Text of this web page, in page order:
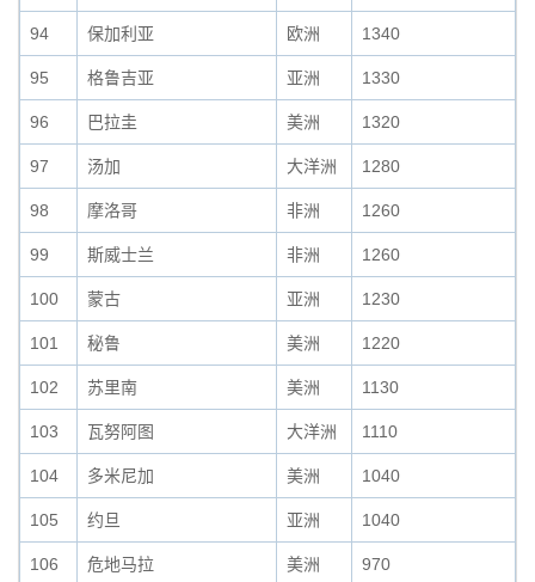
94 保加利亚 欧洲 1340
95 格鲁吉亚 亚洲 1330
96 巴拉圭 美洲 1320
97 汤加 大洋洲 1280
98 摩洛哥 非洲 1260
99 斯威士兰 非洲 1260
100 蒙古 亚洲 1230
101 秘鲁 美洲 1220
102 苏里南 美洲 1130
103 瓦努阿图 大洋洲 1110
104 多米尼加 美洲 1040
105 约旦 亚洲 1040
106 危地马拉 美洲 970